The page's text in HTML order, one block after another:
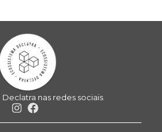
nas redes sociais